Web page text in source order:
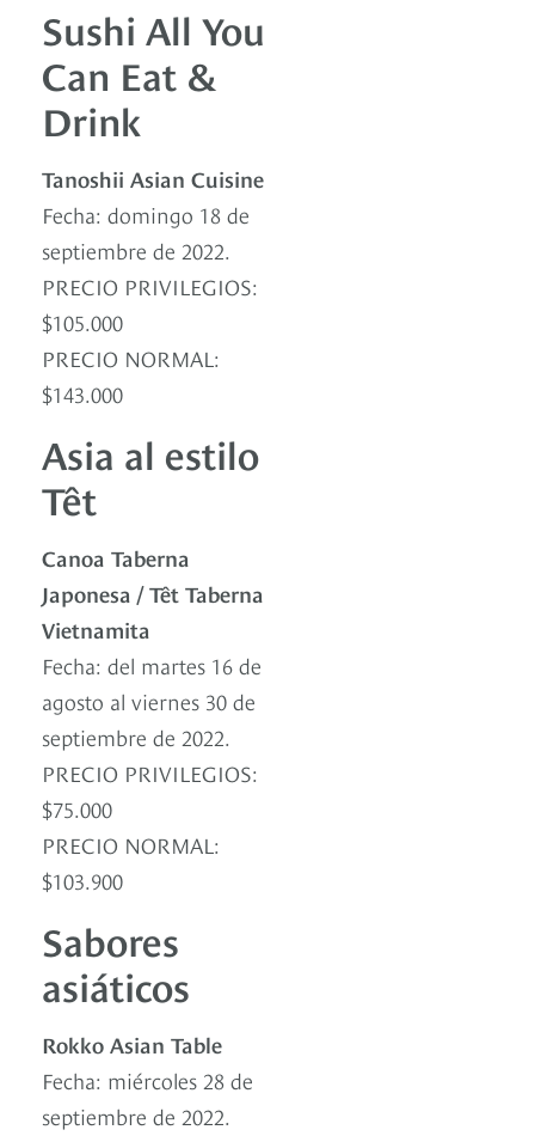
Sushi All You
Can Eat &
Drink
Tanoshii Asian Cuisine
Fecha: domingo 18 de
septiembre de 2022.
PRECIO PRIVILEGIOS:
$105.000
PRECIO NORMAL:
$143.000
Asia al estilo
Têt
Canoa Taberna
Japonesa / Têt Taberna
Vietnamita
Fecha: del martes 16 de
agosto al viernes 30 de
septiembre de 2022.
PRECIO PRIVILEGIOS:
$75.000
PRECIO NORMAL:
$103.900
Sabores
asiáticos
Rokko Asian Table
Fecha: miércoles 28 de
septiembre de 2022.